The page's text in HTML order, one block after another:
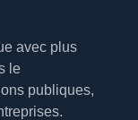
avec plus
le
publiques,